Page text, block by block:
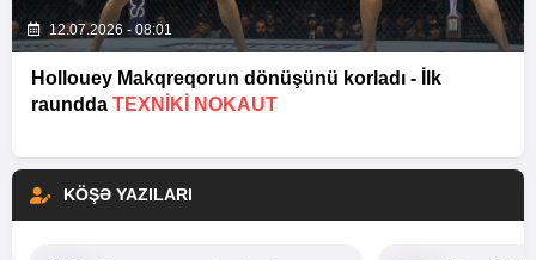
12.07.2026 - 08:01
Hollouey Makqreqorun dönüşünü korladı - İlk
raundda TEXNIKI NOKAUT
KÖŞƏ YAZILARI